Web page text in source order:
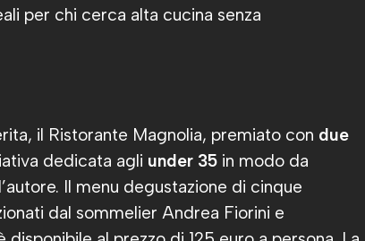
per chi cerca alta cucina senza
il Ristorante Magnolia, premiato con due
dedicata agli under 35 in modo da
Il menu degustazione di cinque
dal sommelier Andrea Fiorini e